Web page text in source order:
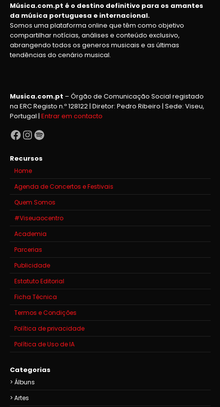
Música.com.pt é o destino definitivo para os amantes
da música portuguesa e internacional.
Somos uma plataforma online que têm como objetivo
compartilhar notícias, análises e conteúdo exclusivo,
abrangendo todos os generos musicais e as últimas
tendências do cenário musical.
Musica.com.pt – Órgão de Comunicação Social registado
na ERC Registo n.º 128122 | Diretor: Pedro Ribeiro | Sede: Viseu,
Portugal | Entrar em contacto
Facebook
Instagram
Spotify
Recursos
Home
Agenda de Concertos e Festivais
Quem Somos
#Viseuaocentro
Academia
Parcerias
Publicidade
Estatuto Editorial
Ficha Técnica
Termos e Condições
Política de privacidade
Política de Uso de IA
Categorias
Álbuns
Artes